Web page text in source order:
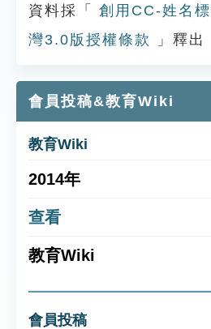
資料採「
創用CC-姓名
灣3.0版授權條款
」釋出
會員投稿&教育Wiki
教育Wiki
2014年
查看
教育Wiki
會員投稿